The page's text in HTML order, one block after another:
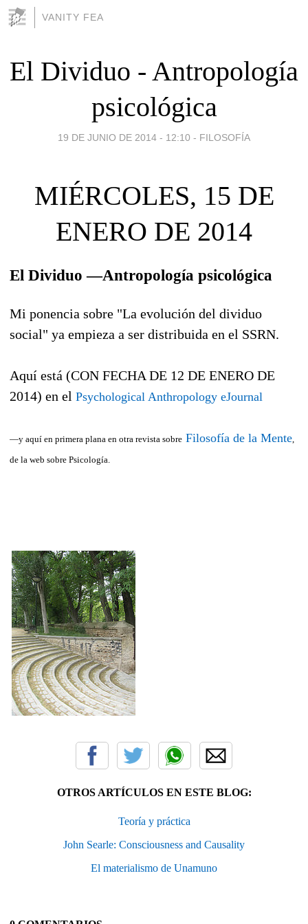
VANITY FEA
El Dividuo - Antropología
psicológica
19 DE JUNIO DE 2014 - 12:10 - FILOSOFÍA
MIÉRCOLES, 15 DE
ENERO DE 2014
El Dividuo —Antropología psicológica
Mi ponencia sobre "La evolución del dividuo
social" ya empieza a ser distribuida en el SSRN.
Aquí está (CON FECHA DE 12 DE ENERO DE
2014) en el Psychological Anthropology eJournal
—y aquí en primera plana en otra revista sobre Filosofía de la Mente,
de la web sobre Psicología.
OTROS ARTÍCULOS EN ESTE BLOG:
Teoría y práctica
John Searle: Consciousness and Causality
El materialismo de Unamuno